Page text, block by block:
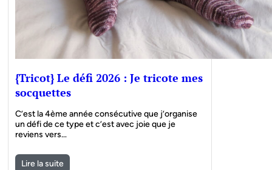
{Tricot} Le défi 2026 : Je tricote mes
socquettes
C’est la 4ème année consécutive que j’organise
un défi de ce type et c’est avec joie que je
reviens vers…
Lire la suite